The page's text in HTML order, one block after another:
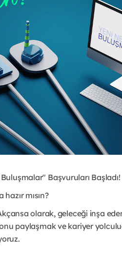
Başvuruları Başladı!
mısın?
olarak, geleceği inşa
paylaşmak ve kariyer